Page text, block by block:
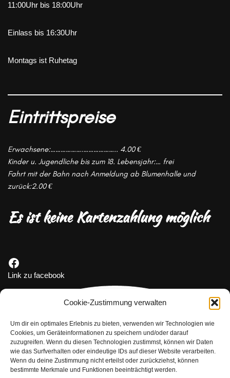
Cookie-Zustimmung verwalten
Um dir ein optimales Erlebnis zu bieten, verwenden wir Technologien wie
Cookies, um Geräteinformationen zu speichern und/oder darauf
zuzugreifen. Wenn du diesen Technologien zustimmst, können wir Daten
wie das Surfverhalten oder eindeutige IDs auf dieser Website verarbeiten.
Wenn du deine Zustimmung nicht erteilst oder zurückziehst, können
bestimmte Merkmale und Funktionen beeinträchtigt werden.
11:00Uhr bis 18:00Uhr
Einlass bis 16:30Uhr
Montags ist Ruhetag
Eintrittspreise
Erwachsene:……………….……………….. 4.00 €
Kinder u. Jugendliche bis zum 18. Lebensjahr:… frei
Fahrt mit der Bahn nach Anmeldung ab Blumenhalle und
zurück:2.00 €
Es ist keine Kartenzahlung möglich
Link zu facebook